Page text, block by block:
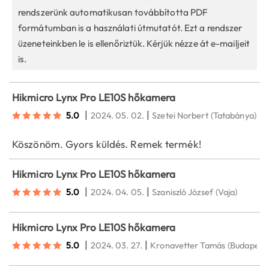
rendszerünk automatikusan továbbította PDF
formátumban is a használati útmutatót. Ezt a rendszer
üzeneteinkben le is ellenőriztük. Kérjük nézze át e-mailjeit
is.
Hikmicro Lynx Pro LE10S hőkamera
5.0 | 2024. 05. 02. |Szetei Norbert (Tatabánya)
Köszönöm. Gyors küldés. Remek termék!
Hikmicro Lynx Pro LE10S hőkamera
5.0 | 2024. 04. 05. |Szaniszló József (Vaja)
Hikmicro Lynx Pro LE10S hőkamera
5.0 | 2024. 03. 27. | Kronavetter Tamás (Budapest)